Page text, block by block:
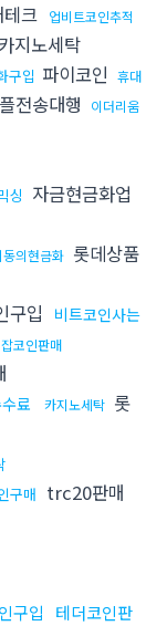
크 업비트코인추적
카지노세탁
구입 파이코인 휴대
전송대행
이더리움
싱 자금현금화업
의현금화 롯데상품
구입
비트코인사는
코인판매
료 카지노세탁 롯
구매 trc20판매
구입
테더코인판